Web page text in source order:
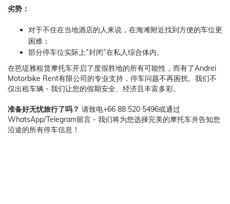
劣势：
对于不住在当地酒店的人来说，在海滩附近找到方便的车位更
困难；
部分停车位实际上“封闭”在私人综合体内。
在芭堤雅租赁摩托车开启了度假胜地的所有可能性，而有了Andrei
Motorbike Rent有限公司的专业支持，停车问题不再困扰。我们不
仅出租车辆 - 我们让您的假期安全、经济且丰富多彩。
准备好无忧旅行了吗？ 请致电+66 88 520 5496或通过
WhatsApp/Telegram留言 - 我们将为您选择完美的摩托车并告知您
沿途的所有停车信息！